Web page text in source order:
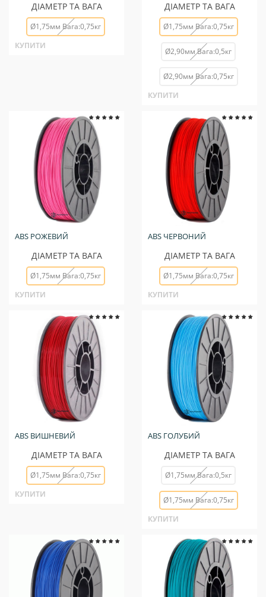
ДІАМЕТР ТА ВАГА
Ø1,75мм Вага:0,75кг
КУПИТИ
ДІАМЕТР ТА ВАГА
Ø1,75мм Вага:0,75кг
Ø2,90мм Вага:0,5кг
Ø2,90мм Вага:0,75кг
КУПИТИ
ABS РОЖЕВИЙ
ДІАМЕТР ТА ВАГА
Ø1,75мм Вага:0,75кг
КУПИТИ
ABS ЧЕРВОНИЙ
ДІАМЕТР ТА ВАГА
Ø1,75мм Вага:0,75кг
КУПИТИ
ABS ВИШНЕВИЙ
ДІАМЕТР ТА ВАГА
Ø1,75мм Вага:0,75кг
КУПИТИ
ABS ГОЛУБИЙ
ДІАМЕТР ТА ВАГА
Ø1,75мм Вага:0,5кг
Ø1,75мм Вага:0,75кг
КУПИТИ